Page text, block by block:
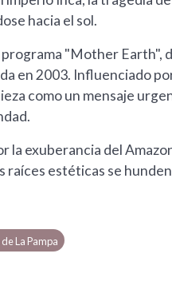
hacia el sol.
"Mother
en 2003. Influenciado
como un mensaje
la exuberancia del
estéticas se
La Pampa